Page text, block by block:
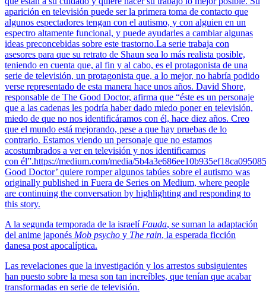
aparición en televisión puede ser la primera toma de contacto que
algunos espectadores tengan con el autismo, y con alguien en un
espectro altamente funcional, y puede ayudarles a cambiar algunas
ideas preconcebidas sobre este trastorno.La serie trabaja con
asesores para que su retrato de Shaun sea lo más realista posible,
teniendo en cuenta que, al fin y al cabo, es el protagonista de una
serie de televisión, un protagonista que, a lo mejor, no habría podido
verse representado de esta manera hace unos años. David Shore,
responsable de The Good Doctor, afirma que “éste es un personaje
que a las cadenas les podría haber dado miedo poner en televisión,
miedo de que no nos identificáramos con él, hace diez años. Creo
que el mundo está mejorando, pese a que hay pruebas de lo
contrario. Estamos viendo un personaje que no estamos
acostumbrados a ver en televisión y nos identificamos
con él”.https://medium.com/media/
Good Doctor’ quiere romper algunos tabúes sobre el autismo was
originally published in Fuera de Series on Medium, where people
are continuing the conversation by highlighting and responding to
this story.
A la segunda temporada de la israelí Fauda, se suman la adaptación
del anime japonés Mob psycho y The rain, la esperada ficción
danesa post apocalíptica.
Las revelaciones que la investigación y los arrestos subsiguientes
han puesto sobre la mesa son tan increíbles, que tenían que acabar
transformadas en serie de televisión.